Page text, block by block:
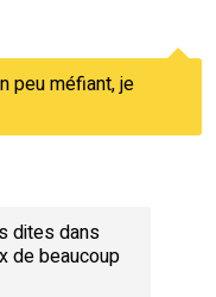
peu méfiant, je
dites dans
de beaucoup